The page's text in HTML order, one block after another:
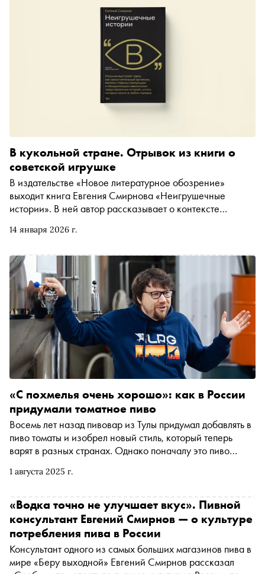
14 января 2026 г.
В кукольной стране. Отрывок из книги о
советской игрушке
В издательстве «Новое литературное обозрение»
выходит книга Евгения Смирнова «Неигрушечные
истории». В ней автор рассказывает о контексте
сочетая искусствоведческий и социально-
эпохи. «Сноб» публикует отрывок
1 августа 2025 г.
«С похмелья очень хорошо»: как в России
придумали томатное пиво
Восемь лет назад пивовар из Тулы придумал добавлять в
пиво томаты и изобрел новый стиль, который теперь
варят в разных странах. Однако поначалу это пиво
популярным и почему оно пришлось по вкусу именно
«Водка точно не улучшает вкус». Пивной
консультант Евгений Смирнов — о культуре
потребления пива в России
Консультант одного из самых больших магазинов пива в
мире «Беру выходной» Евгений Смирнов рассказал